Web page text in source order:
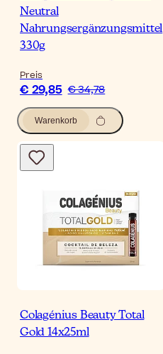
Neutral
Nahrungsergänzungsmittel
330g
Preis
€ 29,85 € 34,78
Warenkorb
Colagénius Beauty Total
Gold 14x25ml